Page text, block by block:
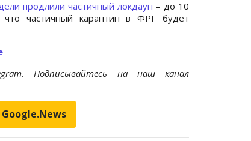
продлили частичный локдаун – до 10
что частичный карантин в ФРГ будет
Подписывайтесь на наш канал